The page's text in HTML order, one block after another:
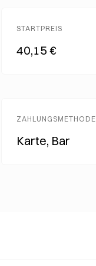
STARTPREIS
40,15 €
ZAHLUNGSMETHODE
Karte, Bar